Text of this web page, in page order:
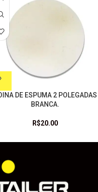
DE ESPUMA 2 POLEGADAS
BRANCA.
R$20.00